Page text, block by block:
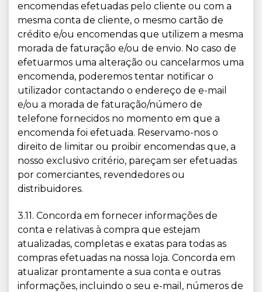
encomendas efetuadas pelo cliente ou com a
mesma conta de cliente, o mesmo cartão de
crédito e/ou encomendas que utilizem a mesma
morada de faturação e/ou de envio. No caso de
efetuarmos uma alteração ou cancelarmos uma
encomenda, poderemos tentar notificar o
utilizador contactando o endereço de e-mail
e/ou a morada de faturação/número de
telefone fornecidos no momento em que a
encomenda foi efetuada. Reservamo-nos o
direito de limitar ou proibir encomendas que, a
nosso exclusivo critério, pareçam ser efetuadas
por comerciantes, revendedores ou
distribuidores.
3.11. Concorda em fornecer informações de
conta e relativas à compra que estejam
atualizadas, completas e exatas para todas as
compras efetuadas na nossa loja. Concorda em
atualizar prontamente a sua conta e outras
informações, incluindo o seu e-mail, números de